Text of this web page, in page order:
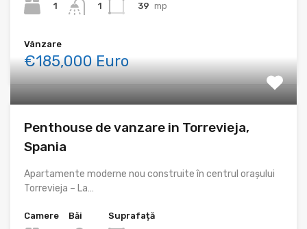
1
1
39 mp
Vânzare
€185,000 Euro
Penthouse de vanzare in Torrevieja,
Spania
Apartamente moderne nou construite în centrul orașului
Torrevieja – La…
Camere
Băi
Suprafață